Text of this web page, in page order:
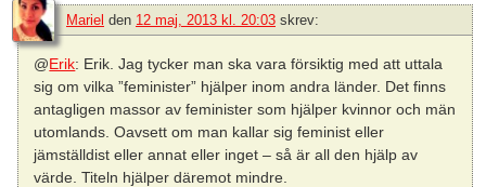
Mariel den 12 maj, 2013 kl. 20:03 skrev:
@Erik: Erik. Jag tycker man ska vara försiktig med att uttala
sig om vilka ”feminister” hjälper inom andra länder. Det finns
antagligen massor av feminister som hjälper kvinnor och män
utomlands. Oavsett om man kallar sig feminist eller
jämställdist eller annat eller inget – så är all den hjälp av
värde. Titeln hjälper däremot mindre.